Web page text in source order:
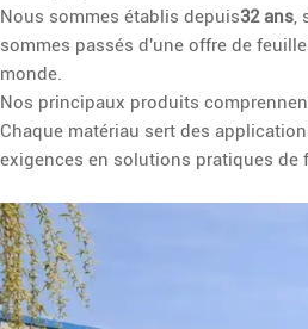
Nous sommes établis depuis32 ans,
sommes passés d'une offre de
monde.
Nos principaux produits
Chaque matériau sert des
exigences en solutions pratiques de